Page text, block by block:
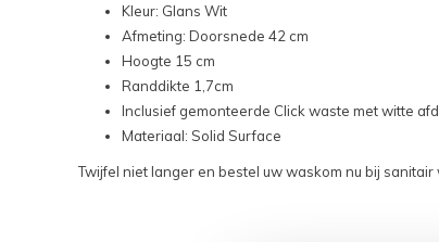
Kleur: Glans Wit
Afmeting: Doorsnede 42 cm
Hoogte 15 cm
Randdikte 1,7cm
Inclusief gemonteerde Click waste met witte
Materiaal: Solid Surface
Twijfel niet langer en bestel uw waskom nu bij sanitair